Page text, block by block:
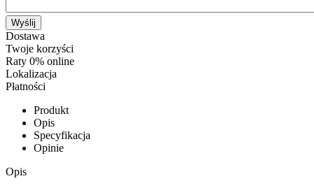
Wyślij
Dostawa
Twoje korzyści
Raty 0% online
Lokalizacja
Płatności
Produkt
Opis
Specyfikacja
Opinie
Opis